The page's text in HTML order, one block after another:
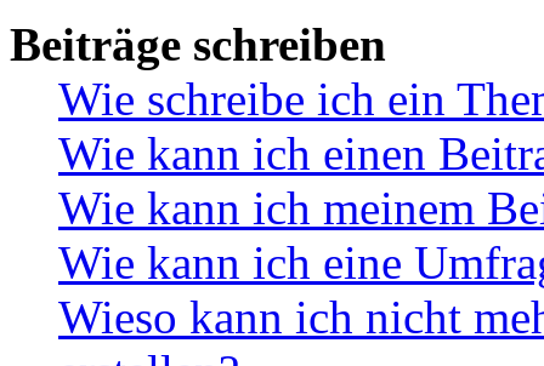
Beiträge schreiben
Wie schreibe ich ein
Wie kann ich einen
Wie kann ich meinem
Wie kann ich eine
Wieso kann ich nicht